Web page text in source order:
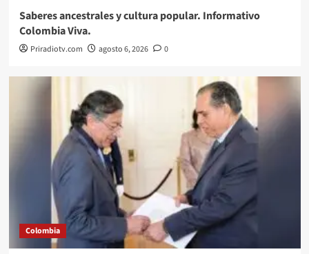
Saberes ancestrales y cultura popular. Informativo
Colombia Viva.
Priradiotv.com agosto 6, 2026 0
Colombia